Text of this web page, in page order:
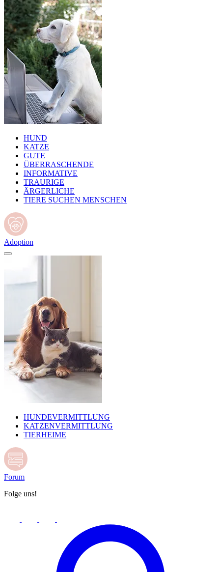
HUND
KATZE
GUTE
ÜBERRASCHENDE
INFORMATIVE
TRAURIGE
ÄRGERLICHE
TIERE SUCHEN MENSCHEN
Adoption
HUNDEVERMITTLUNG
KATZENVERMITTLUNG
TIERHEIME
Forum
Folge uns!